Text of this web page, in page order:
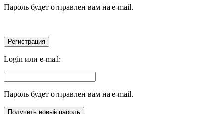
Пароль будет отправлен вам на e-mail.
Login или e-mail:
Пароль будет отправлен вам на e-mail.